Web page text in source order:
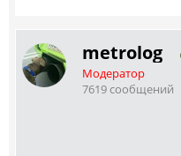
metrolog
Модератор
7619 сообщений